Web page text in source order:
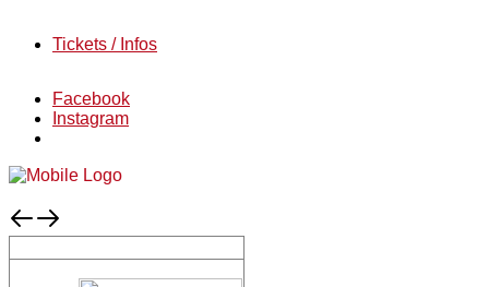
Tickets / Infos
Facebook
Instagram